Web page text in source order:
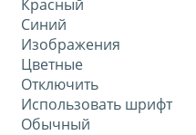
Красный
Синий
Изображения
Цветные
Отключить
Использовать шрифт
Обычный